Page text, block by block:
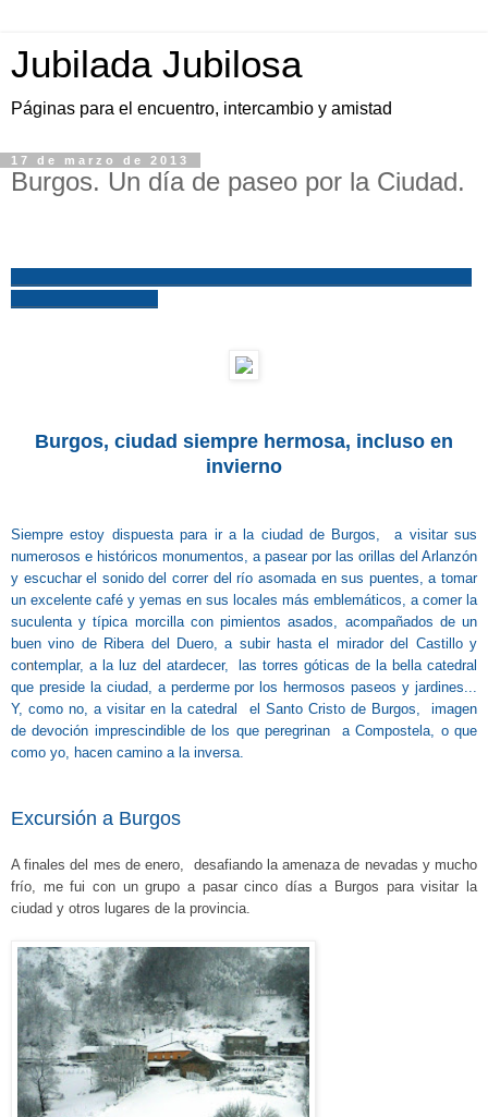
Jubilada Jubilosa
Páginas para el encuentro, intercambio y amistad
17 de marzo de 2013
Burgos. Un día de paseo por la Ciudad.
Burgos, ciudad siempre hermosa, incluso en
invierno
Siempre estoy dispuesta para ir a la ciudad de Burgos, a visitar sus
numerosos e históricos monumentos, a pasear por las orillas del Arlanzón
y escuchar el sonido del correr del río asomada en sus puentes, a tomar
un excelente café y yemas en sus locales más emblemáticos, a comer la
suculenta y típica morcilla con pimientos asados, acompañados de un
buen vino de Ribera del Duero, a subir hasta el mirador del Castillo y
contemplar, a la luz del atardecer, las torres góticas de la bella catedral
que preside la ciudad, a perderme por los hermosos paseos y jardines...
Y, como no, a visitar en la catedral el Santo Cristo de Burgos, imagen
de devoción imprescindible de los que peregrinan a Compostela, o que
como yo, hacen camino a la inversa.
Excursión a Burgos
A finales del mes de enero, desafiando la amenaza de nevadas y mucho
frío, me fui con un grupo a pasar cinco días a Burgos para visitar la
ciudad y otros lugares de la provincia.